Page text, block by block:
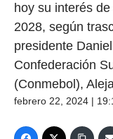
hoy su interés
2028, según
presidente
Confederación
(Conmebol),
febrero 22, 2024 |